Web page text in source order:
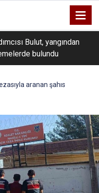
Bulut, yangından
bulundu
aranan şahıs